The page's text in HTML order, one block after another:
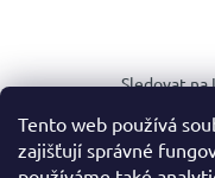
Tento web používá
zajišťují správné
Sledovat na